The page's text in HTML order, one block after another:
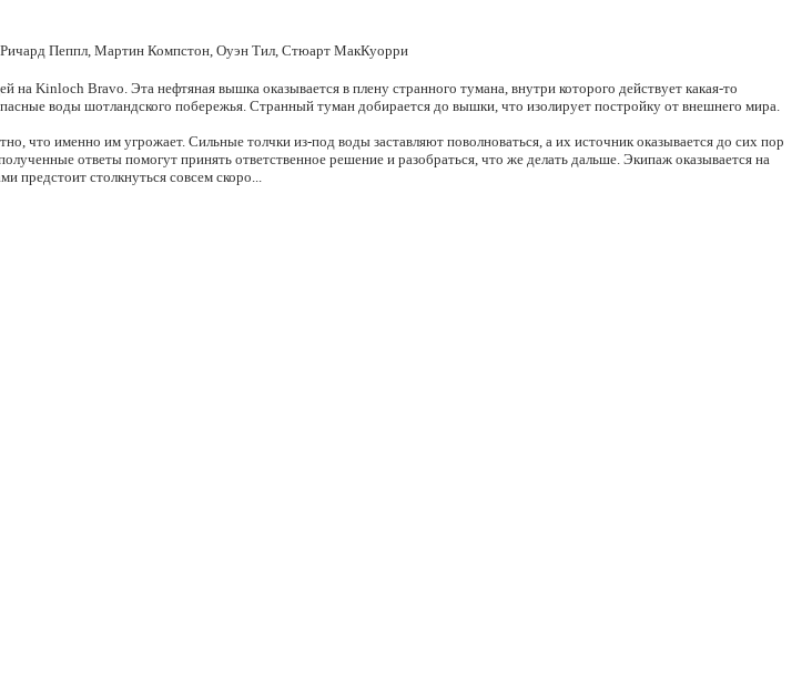
Пеппл, Мартин Компстон, Оуэн Тил, Стюарт МакКуорри
Kinloch Bravo. Эта нефтяная вышка оказывается в плену странного тумана, внутри которого действует какая-то
воды шотландского побережья. Странный туман добирается до вышки, что изолирует постройку от внешнего мира.
что именно им угрожает. Сильные толчки из-под воды заставляют поволноваться, а их источник оказывается до сих пор
ответы помогут принять ответственное решение и разобраться, что же делать дальше. Экипаж оказывается на
столкнуться совсем скоро...